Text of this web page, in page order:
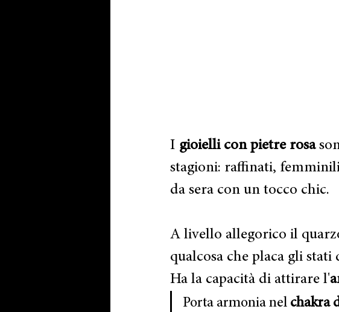
I gioielli con pietre rosa
stagioni: raffinati,
da sera con un tocco chic.
A livello allegorico il
qualcosa che placa gli
Ha la capacità di attirare l'
Porta armonia nel chakra